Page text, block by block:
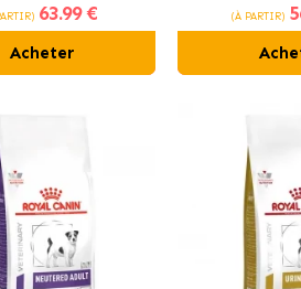
chiens adultes de
moyennes
63.99 €
Acheter
alimentation
(À PARTIR)